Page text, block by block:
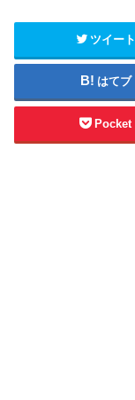
ツイート
はてブ
Pocket